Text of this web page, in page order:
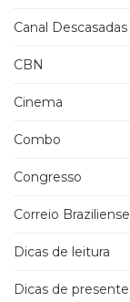
Canal Descasadas
CBN
Cinema
Combo
Congresso
Correio Braziliense
Dicas de leitura
Dicas de presente